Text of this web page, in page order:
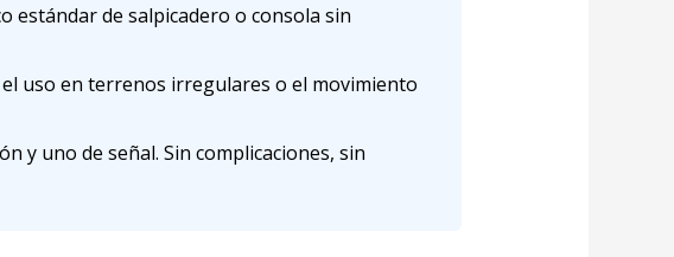
de salpicadero o consola sin
uso en terrenos irregulares o el movimiento
y uno de señal. Sin complicaciones, sin